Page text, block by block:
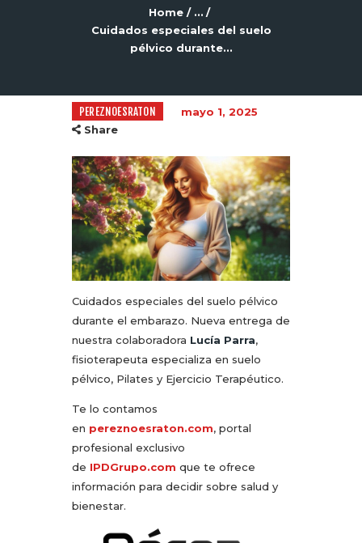
Home
...
Cuidados especiales del suelo
pélvico durante...
PEREZNOESRATON
mayo 1, 2025
Share
Cuidados especiales del suelo pélvico
durante el embarazo. Nueva entrega de
nuestra colaboradora Lucía Parra,
fisioterapeuta especializa en suelo
pélvico, Pilates y Ejercicio Terapéutico.
Te lo contamos
en pereznoesraton.com, portal
profesional exclusivo
de IPDGrupo.com que te ofrece
información para decidir sobre salud y
bienestar.